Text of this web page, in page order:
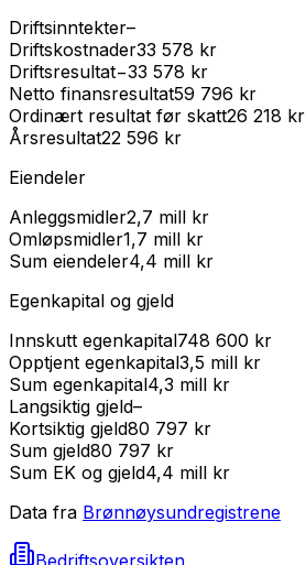
Driftsinntekter–
Driftskostnader33 578 kr
Driftsresultat−33 578 kr
Netto finansresultat59 796 kr
Ordinært resultat før skatt26 218 kr
Årsresultat22 596 kr
Eiendeler
Anleggsmidler2,7 mill kr
Omløpsmidler1,7 mill kr
Sum eiendeler4,4 mill kr
Egenkapital og gjeld
Innskutt egenkapital748 600 kr
Opptjent egenkapital3,5 mill kr
Sum egenkapital4,3 mill kr
Langsiktig gjeld–
Kortsiktig gjeld80 797 kr
Sum gjeld80 797 kr
Sum EK og gjeld4,4 mill kr
Data fra Brønnøysundregistrene
Bedriftsoversikten